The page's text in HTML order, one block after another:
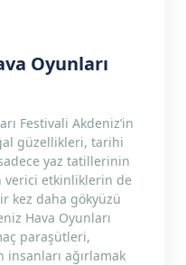
Oyunları
Festivali Akdeniz’in
güzellikleri, tarihi
yaz tatillerinin
verici etkinliklerin de
kez daha gökyüzü
Hava Oyunları
paraşütleri,
ağırlamak